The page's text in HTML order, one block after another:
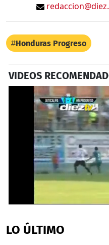
Honduras Progreso
VIDEOS
of
27
LO ÚLTIMO